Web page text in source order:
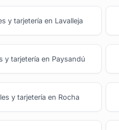
y tarjetería en Lavalleja
y tarjetería en Paysandú
y tarjetería en Rocha